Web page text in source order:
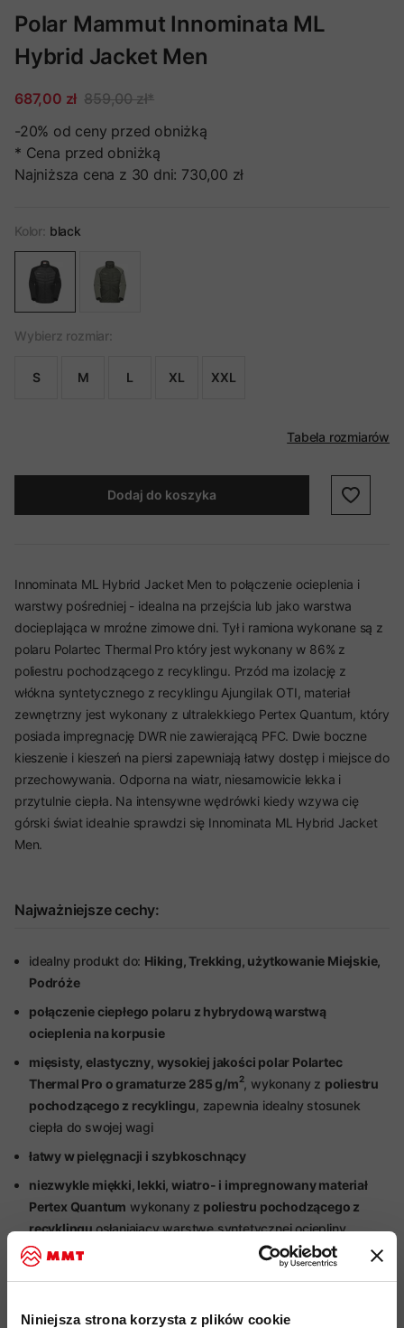
Niniejsza strona korzysta z plików cookie
Polar Mammut Innominata ML
Hybrid Jacket Men
687,00 zł 859,00 zł*
-20% od ceny przed obniżką
* Cena przed obniżką
Najniższa cena z 30 dni: 730,00 zł
Kolor: black
Wybierz rozmiar:
S M L XL XXL
Tabela rozmiarów
Dodaj do koszyka
Innominata ML Hybrid Jacket Men to połączenie ocieplenia i
warstwy pośredniej - idealna na przejścia lub jako warstwa
docieplająca w mroźne zimowe dni. Tył i ramiona wykonane są z
polaru Polartec Thermal Pro który jest wykonany w 86% z
poliestru pochodzącego z recyklingu. Przód ma izolację z
włókna syntetycznego z recyklingu Ajungilak OTI, materiał
zewnętrzny jest wykonany z ultralekkiego Pertex Quantum, który
posiada impregnację DWR nie zawierającą PFC. Dwie boczne
kieszenie i kieszeń na piersi zapewniają łatwy dostęp i miejsce do
przechowywania. Odporna na wiatr, niesamowicie lekka i
przytulnie ciepła. Na intensywne wędrówki kiedy wzywa cię
górski świat idealnie sprawdzi się Innominata ML Hybrid Jacket
Men.
Najważniejsze cechy:
idealny produkt do: Hiking, Trekking, użytkowanie Miejskie,
Podróże
połączenie ciepłego polaru z hybrydową warstwą
ocieplenia na korpusie
mięsisty, elastyczny, wysokiej jakości polar Polartec
Thermal Pro o gramaturze 285 g/m2, wykonany z poliestru
pochodzącego z recyklingu, zapewnia idealny stosunek
ciepła do swojej wagi
łatwy w pielęgnacji i szybkoschnący
niezwykle miękki, lekki, wiatro- i impregnowany materiał
Pertex Quantum wykonany z poliestru pochodzącego z
recyklinguosłaniający warstwę syntetycznej ociepliny
strefowe wypełnienie na froncie korpusu z syntetycznego
włókna AjungilakOTI Element o gramaturze 100 g/m ,